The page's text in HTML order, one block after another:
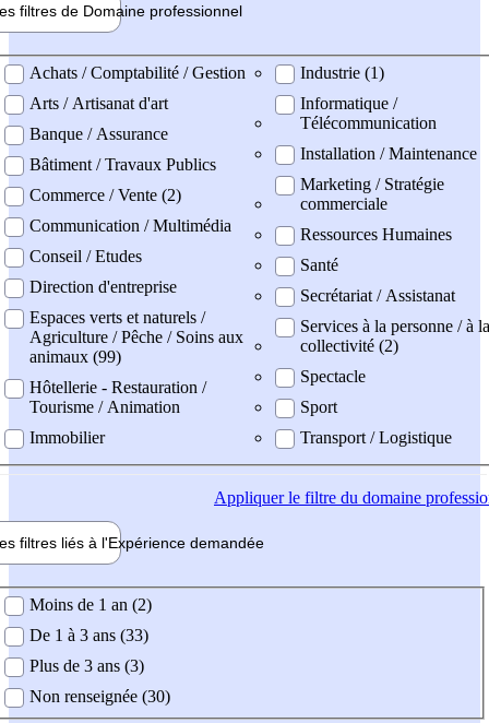
filtres de Domaine professionnel
professionel
Achats / Comptabilité / Gestion
Arts / Artisanat d'art
Banque / Assurance
Bâtiment / Travaux Publics
Commerce / Vente (2)
Communication / Multimédia
Conseil / Etudes
Direction d'entreprise
Espaces verts et naturels /
Agriculture / Pêche / Soins aux
animaux (99)
Hôtellerie - Restauration /
Tourisme / Animation
Immobilier
Industrie (1)
Informatique /
Télécommunication
Installation / Maintenance
Marketing / Stratégie
commerciale
Ressources Humaines
Santé
Secrétariat / Assistanat
Services à la personne / à la
collectivité (2)
Spectacle
Sport
Transport / Logistique
Appliquerle filtre du domaine
filtres liés à l'Expérience demandée
demandée
Moins de 1 an (2)
De 1 à 3 ans (33)
Plus de 3 ans (3)
Non renseignée (30)